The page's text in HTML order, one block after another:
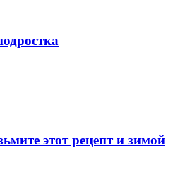
этот рецепт и зимой